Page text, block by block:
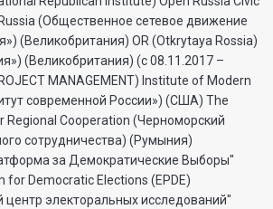
(Общественное сетевое движение
(Великобритания) OR (Otkrytaya Rossia)
(Великобритания) (с 08.11.2017 –
MANAGEMENT) Institute of Modern
современной России») (США) The
Regional Cooperation (Черноморский
сотрудничества) (Румыния)
за Демократические Выборы"
for Democratic Elections (EPDE)
электоральных исследований"